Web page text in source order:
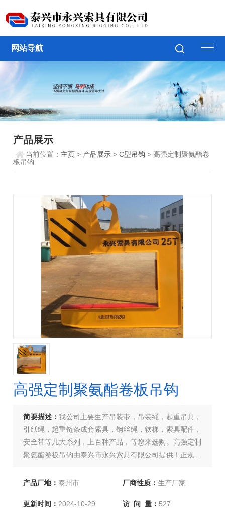
网站导航
产品展示
当前位置： 主页 > 产品展示 >C型吊钩 > 高强定制聚氨酯卷
板吊钩
高强定制聚氨酯卷板吊钩
简要描述：我公司主要生产吊装带，吊装绳，起重吊具，
引纸绳，起重链条成套索具，钢丝绳，软梯，索具配件，
安全带等几大系列，上百种产品，等您来选购。高强定制
聚氨酯卷板吊钩由泰兴市永兴索具有限公司提供！正规厂
产品厂地：泰州市 厂商性质： 生产厂家
更新时间：2024-10-29 访 问 量： 527